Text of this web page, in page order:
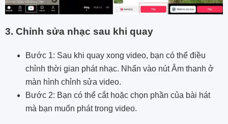
3. Chỉnh sửa nhạc sau khi quay
Bước 1: Sau khi quay xong video, bạn có thể điều
chỉnh thời gian phát nhạc. Nhấn vào nút Âm thanh ở
màn hình chỉnh sửa video.
Bước 2: Bạn có thể cắt hoặc chọn phần của bài hát
mà bạn muốn phát trong video.